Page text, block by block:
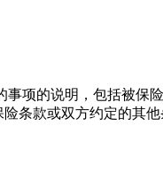
项的说明，包括被保
条款或双方约定的其